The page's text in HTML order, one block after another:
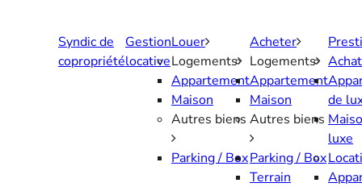
Syndic de
copropriété
Gestion
locative
Louer
Logements
Appartement
Maison
Autres biens
Parking / Box
Acheter
Logements
Appartement
Maison
Autres biens
Parking / Box
Terrain
Achat
de
luxe